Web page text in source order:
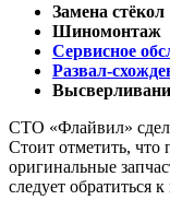
Замена стёкол
Шиномонтаж
Сервисное
Развал-
СТО «Флайвил»
Стоит отметить, что
оригинальные
следует обратиться